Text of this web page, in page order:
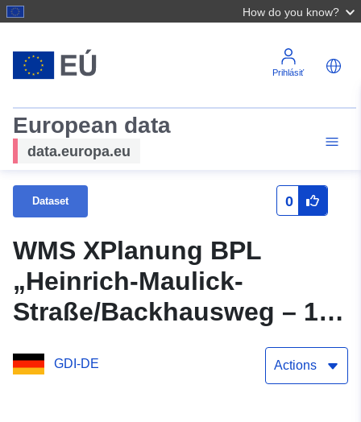
How do you know?
Prihlásiť
European data
data.europa.eu
Dataset 0
WMS XPlanung BPL
„Heinrich-Maulick-
Straße/Backhausweg – 1.
GDI-DE Actions